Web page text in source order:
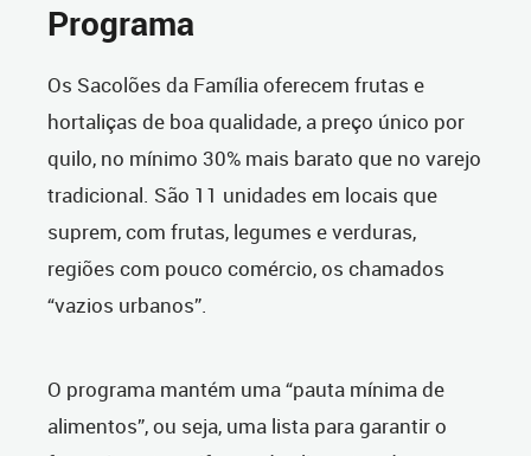
Programa
Os Sacolões da Família oferecem frutas e
hortaliças de boa qualidade, a preço único por
quilo, no mínimo 30% mais barato que no varejo
tradicional. São 11 unidades em locais que
suprem, com frutas, legumes e verduras,
regiões com pouco comércio, os chamados
“vazios urbanos”.
O programa mantém uma “pauta mínima de
alimentos”, ou seja, uma lista para garantir o